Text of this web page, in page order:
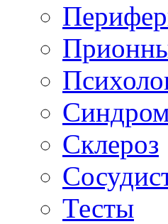
Склероз
Тесты